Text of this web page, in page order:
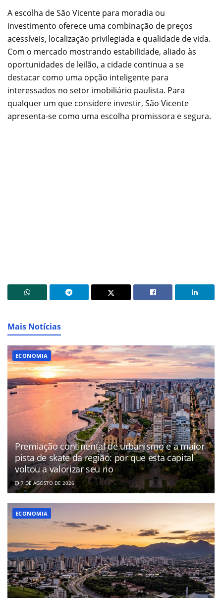
A escolha de São Vicente para moradia ou
investimento oferece uma combinação de preços
acessíveis, localização privilegiada e qualidade de vida.
Com o mercado mostrando estabilidade, aliado às
oportunidades de leilão, a cidade continua a se
destacar como uma opção inteligente para
interessados no setor imobiliário paulista. Para
qualquer um que considere investir, São Vicente
apresenta-se como uma escolha promissora e segura.
Mais Notícias
ECONOMIA
Premiação continental de urbanismo e a maior
pista de skate da região: por que esta capital
voltou a valorizar seu rio
7 DE AGOSTO DE 2026
ECONOMIA